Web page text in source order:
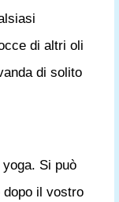
di altri oli
di solito
Si può
il vostro